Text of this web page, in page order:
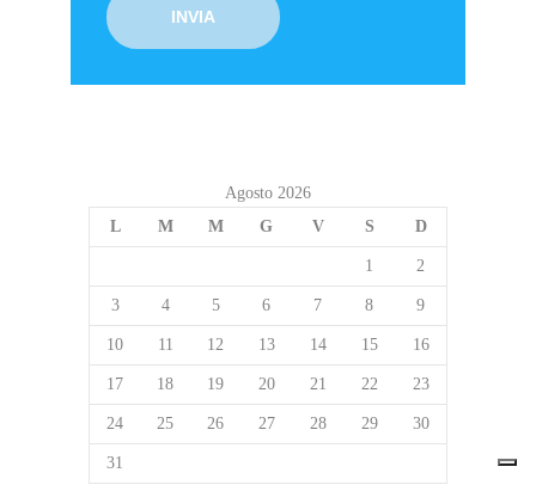
Agosto 2026
L
M M G V S D
1 2
3 4 5 6 7 8 9
10 11 12 13 14 15 16
17 18 19 20 21 22 23
24 25 26 27 28 29 30
31